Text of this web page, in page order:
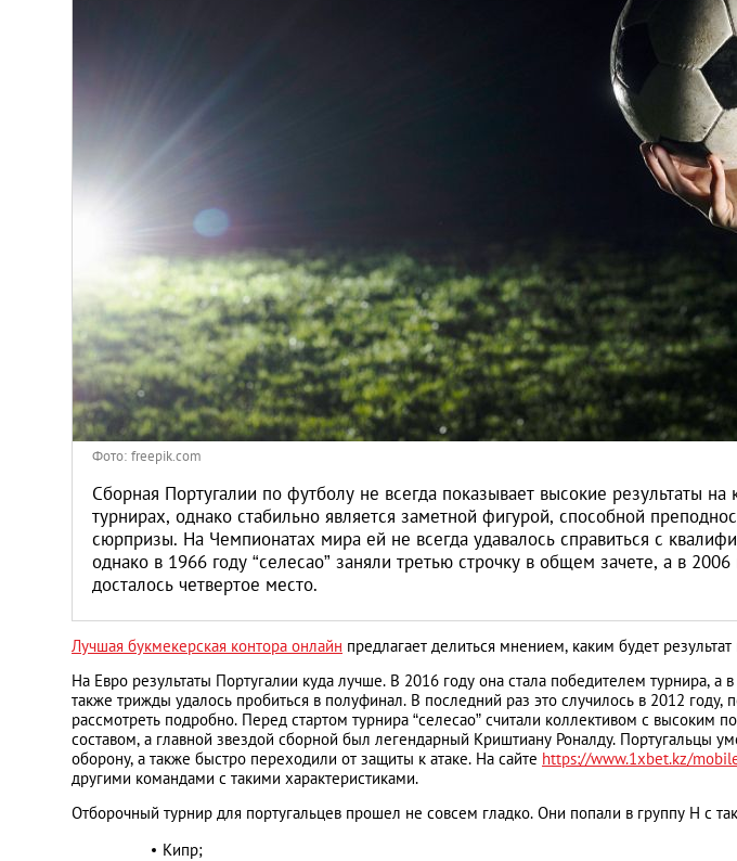
Москва
Париж
Паттайя
Пхукет
Санкт-Петербург
Фото: freepik.com
Сборная Португалии по футболу не всегда показывает высокие результаты на
турнирах, однако стабильно является заметной фигурой, способной
сюрпризы. На Чемпионатах мира ей не всегда удавалось справиться с
однако в 1966 году “селесао” заняли третью строчку в общем зачете, а в
досталось четвертое место.
Лучшая букмекерская контора онлайн предлагает делиться мнением, каким будет
На Евро результаты Португалии куда лучше. В 2016 году она стала победителем турнира, а
также трижды удалось пробиться в полуфинал. В последний раз это случилось в 2012 году,
рассмотреть подробно. Перед стартом турнира “селесао” считали коллективом с высоким
составом, а главной звездой сборной был легендарный Криштиану Роналду. Португальцы
оборону, а также быстро переходили от защиты к атаке. На сайте https://www.1xbet.kz/
другими командами с такими характеристиками.
Отборочный турнир для португальцев прошел не совсем гладко. Они попали в группу Н с
Кипр;